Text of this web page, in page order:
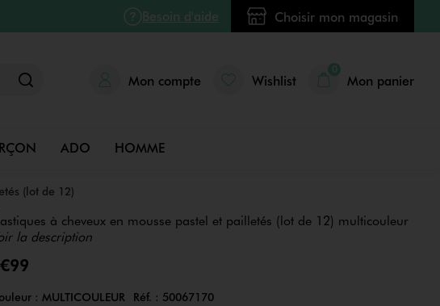
Besoin d'aide Choisir mon magasin
Mon compte Wishlist
0
Mon panier
ADO HOMME
(lot de 12)
à cheveux en mousse pastel et pailletés (lot de 12) multicouleur
la description
: MULTICOULEUR Réf. : 50067170